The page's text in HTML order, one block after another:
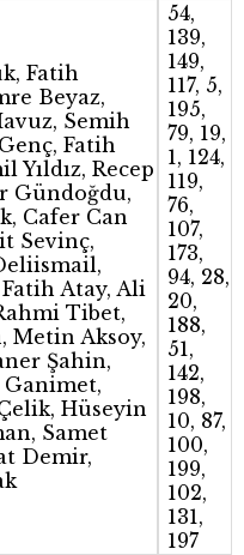
Fatih
Beyaz,
Semih
Fatih
Yıldız, Recep
Gündoğdu,
Cafer Can
Sevinç,
Atay, Ali
Tibet,
Metin Aksoy,
Şahin,
Hüseyin
Samet
Demir,
54,
139,
149,
117, 5,
195,
79, 19,
1, 124,
119,
76,
107,
173,
94, 28,
20,
188,
51,
142,
198,
10, 87,
100,
199,
102,
131,
197